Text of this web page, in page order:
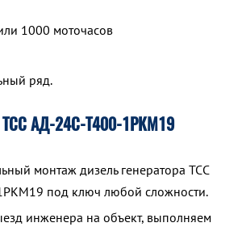
1000 моточасов
ряд.
АД-24С-Т400-1РКМ19
монтаж дизель генератора ТСС
под ключ любой сложности.
инженера на объект, выполняем